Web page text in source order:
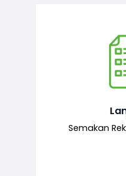
Semakan
Semakan ke
yang pernah